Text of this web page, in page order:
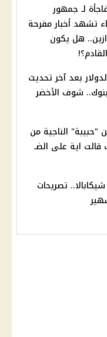
لـ جمهور
تشهد أخبار مفرحة
هل يكون
بعد آخر تحديث
شوف الأخضر
"حبيبة" الناجية من
اية على الضـ
تصريحات